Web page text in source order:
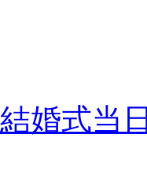
結婚式当